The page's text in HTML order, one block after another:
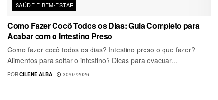
SAÚDE E BEM-ESTAR
Como Fazer Cocô Todos os Dias: Guia Completo para
Acabar com o Intestino Preso
Como fazer cocô todos os dias? Intestino preso o que fazer?
Alimentos para soltar o intestino? Dicas para evacuar...
POR CILENE ALBA 30/07/2026